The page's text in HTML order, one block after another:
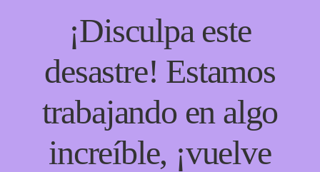
¡Disculpa este
desastre! Estamos
trabajando en algo
increíble, ¡vuelve